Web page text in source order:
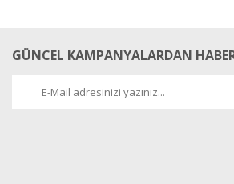
GÜNCEL KAMPANYALARDAN